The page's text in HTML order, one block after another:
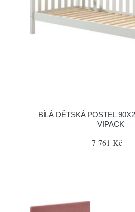
BÍLÁ DĚTSKÁ POSTEL
VIPACK
7 761 Kč